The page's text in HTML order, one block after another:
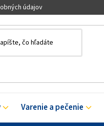
údajov
Varenie a pečenie